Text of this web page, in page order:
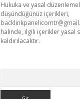
Hukuka ve yasal
düşündüğünüz içerikleri,
halinde, ilgili içerikler yasal
kaldırılacaktır.